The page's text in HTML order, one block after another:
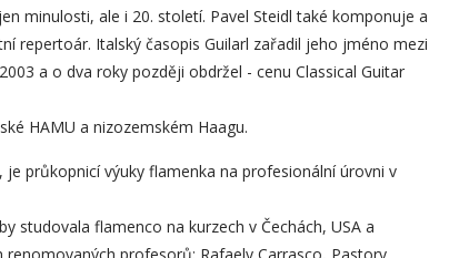
minulosti, ale i 20. století. Pavel Steidl také komponuje a
repertoár. Italský časopis Guilarl zařadil jeho jméno mezi
a o dva roky později obdržel -­ cenu Classical Guitar
HAMU a nizozemském Haagu.
je průkopnicí výuky flamenka na profesionální úrovni v
studovala flamenco na kurzech v Čechách, USA a